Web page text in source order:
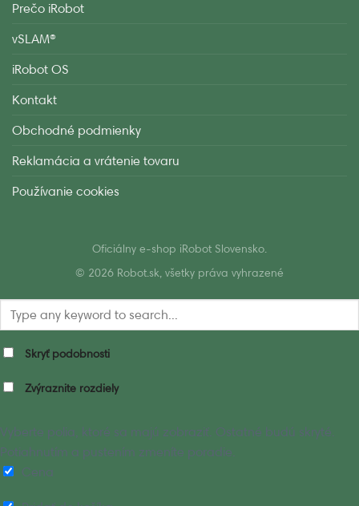
Prečo iRobot
vSLAM®
iRobot OS
Kontakt
Obchodné podmienky
Reklamácia a vrátenie tovaru
Používanie cookies
Oficiálny e-shop iRobot Slovensko.
© 2026 Robot.sk, všetky práva vyhrazené
Skryť podobnosti
Zvýraznite rozdiely
Vyberte polia, ktoré sa majú zobraziť. Ostatné budú skryté.
Potiahnutím a pustením zmeníte poradie.
Cena